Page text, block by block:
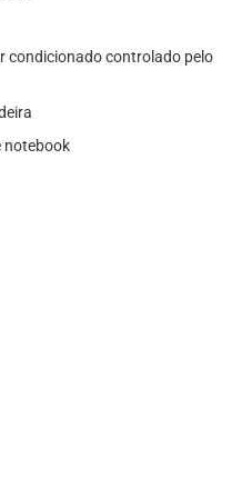
condicionado controlado pelo
notebook